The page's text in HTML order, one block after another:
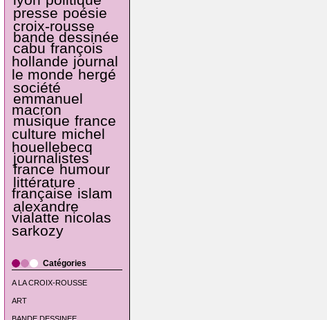
presse poésie
croix-rousse
bande dessinée
cabu françois
hollande journal
le monde hergé
société
emmanuel
macron
musique france
culture michel
houellebecq
journalistes
france humour
littérature
française islam
alexandre
vialatte nicolas
sarkozy
Catégories
A LA CROIX-ROUSSE
ART